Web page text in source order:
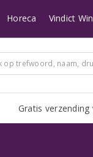
Gratis
Horeca Vindict